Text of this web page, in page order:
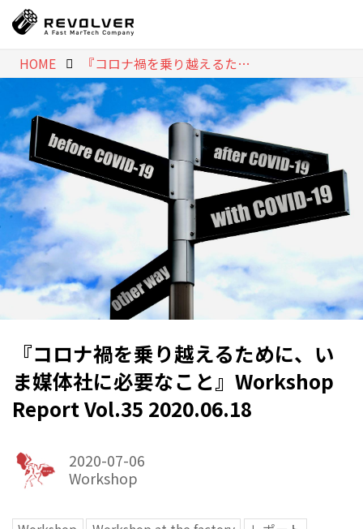
HOME 『コロナ禍を乗り越えるために、いま媒体社に必要なこと』Workshop Report Vol.35 2020.06.18
『コロナ禍を乗り越えるために、い
ま媒体社に必要なこと』Workshop
Report Vol.35 2020.06.18
2020-07-06
Workshop